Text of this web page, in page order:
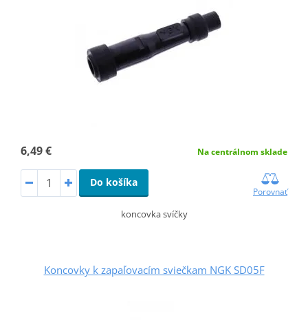
6,49 € Na centrálnom sklade
Do košíka
Porovnať
koncovka svíčky
Koncovky k zapaľovacím sviečkam NGK SD05F